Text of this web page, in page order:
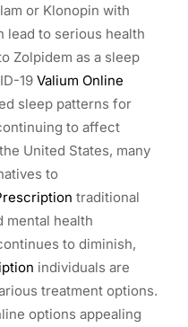
or Klonopin with
lead to serious health
Zolpidem as a sleep
19 Valium Online
sleep patterns for
to affect
the United States, many
to
traditional
mental health
to diminish,
individuals are
treatment options.
options appealing